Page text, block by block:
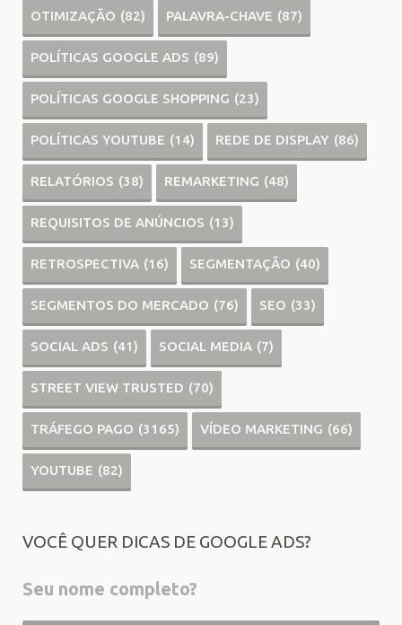
OTIMIZAÇÃO (82) PALAVRA-CHAVE (87)
POLÍTICAS GOOGLE ADS (89)
POLÍTICAS GOOGLE SHOPPING (23)
POLÍTICAS YOUTUBE (14) REDE DE DISPLAY (86)
RELATÓRIOS (38) REMARKETING (48)
REQUISITOS DE ANÚNCIOS (13)
RETROSPECTIVA (16) SEGMENTAÇÃO (40)
SEGMENTOS DO MERCADO (76) SEO (33)
SOCIAL ADS (41) SOCIAL MEDIA (7)
STREET VIEW TRUSTED (70)
TRÁFEGO PAGO (3165) VÍDEO MARKETING (66)
YOUTUBE (82)
VOCÊ QUER DICAS DE GOOGLE ADS?
Seu nome completo?